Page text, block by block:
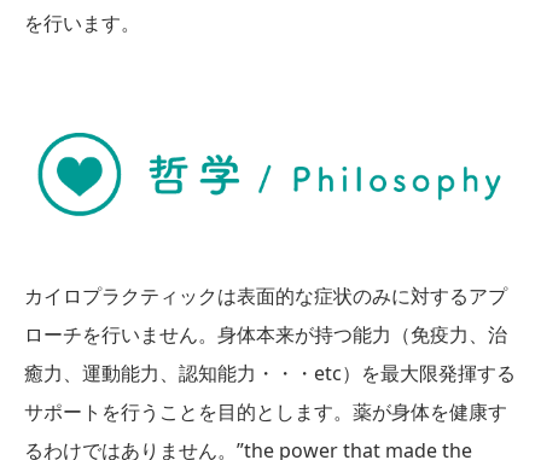
を行います。
カイロプラクティックは表面的な症状のみに対するアプ
ローチを行いません。身体本来が持つ能力（免疫力、治
癒力、運動能力、認知能力・・・etc）を最大限発揮する
サポートを行うことを目的とします。薬が身体を健康す
るわけではありません。”the power that made the